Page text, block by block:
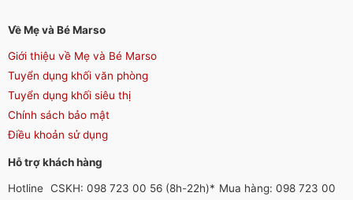
Về Mẹ và Bé Marso
Giới thiệu về Mẹ và Bé Marso
Tuyển dụng khối văn phòng
Tuyển dụng khối siêu thị
Chính sách bảo mật
Điều khoản sử dụng
Hỗ trợ khách hàng
Hotline CSKH: 098 723 00 56 (8h-22h)* Mua hàng: 098 723 00